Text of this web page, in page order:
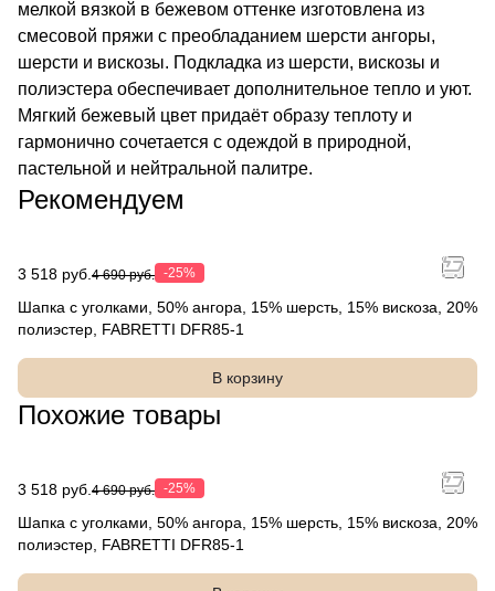
мелкой вязкой в бежевом оттенке изготовлена из
смесовой пряжи с преобладанием шерсти ангоры,
шерсти и вискозы. Подкладка из шерсти, вискозы и
полиэстера обеспечивает дополнительное тепло и уют.
Мягкий бежевый цвет придаёт образу теплоту и
гармонично сочетается с одеждой в природной,
пастельной и нейтральной палитре.
Рекомендуем
3 518 руб. 4 690 руб. -25%
Шапка с уголками, 50% ангора, 15% шерсть, 15% вискоза, 20%
полиэстер, FABRETTI DFR85-1
В корзину
Похожие товары
3 518 руб. 4 690 руб. -25%
Шапка с уголками, 50% ангора, 15% шерсть, 15% вискоза, 20%
полиэстер, FABRETTI DFR85-1